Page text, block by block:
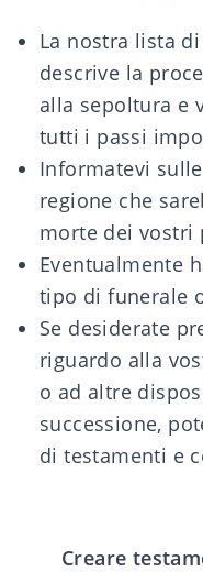
La nostra lista
descrive la
alla sepoltura e
tutti i passi
Informatevi
regione che
morte dei vostri
Eventualmente
tipo di funerale
Se desiderate
riguardo alla
o ad altre
successione,
di testamenti e
Creare